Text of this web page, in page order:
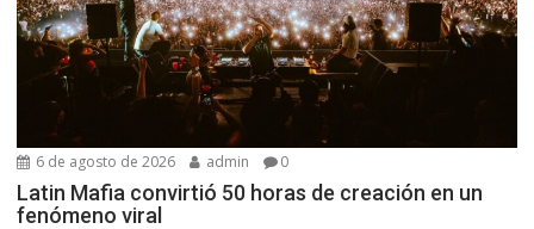
6 de agosto de 2026 admin 0
Latin Mafia convirtió 50 horas de creación en un
fenómeno viral